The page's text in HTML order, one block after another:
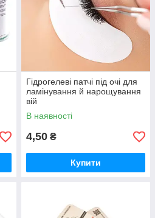
Гідрогелеві патчі під очі для
ламінування й нарощування
вій
В наявності
4,50 ₴
Купити